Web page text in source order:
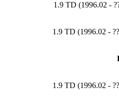
1.9 TD (1996.02 -
1.9 TD (1996.02 -
1.9 TD (1996.02 -